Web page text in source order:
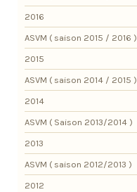
2016
ASVM ( saison 2015 / 2016 )
2015
ASVM ( saison 2014 / 2015 )
2014
ASVM ( Saison 2013/2014 )
2013
ASVM ( saison 2012/2013 )
2012